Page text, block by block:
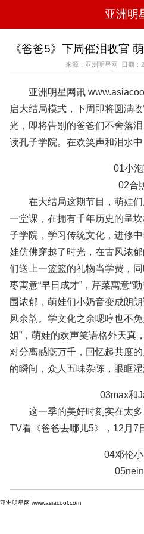
亚洲明
电影 电视
时尚
八卦
韩国男明星
欧美女明星
欧美男明星
《爸爸5》下周催泪收官
来源：亚洲明星网 日期：
亚洲明星网讯 www.asiacool.com 《爸爸去
启大结局模式，下周即将圆满
光，即将告别的爸爸们不舍落
读孔子学院。在欢笑声和泪水中
01小
02合
在大结局这期节目，萌娃们
一堂课，在拥有千年历史的呈
子学院，学习传统文化，进修
娃仿佛穿越了时光，在古风浓
们送上一篮篮的礼物当学费，
枣寓意“早日成才”，芹菜寓意“
围浓郁，萌娃们小奶音变成朗
风余韵。学文化之余嗯哼也不
姐”，萌娃的欢声笑语格外天真
对分离感慨万千，回忆起共度
的瞬间，众人五味杂陈，眼眶湿
03max和
这一季的美好时刻实在太多
TV看《爸爸去哪儿5》，12月7
04邓伦
亚洲明星网 www.asiacool.com